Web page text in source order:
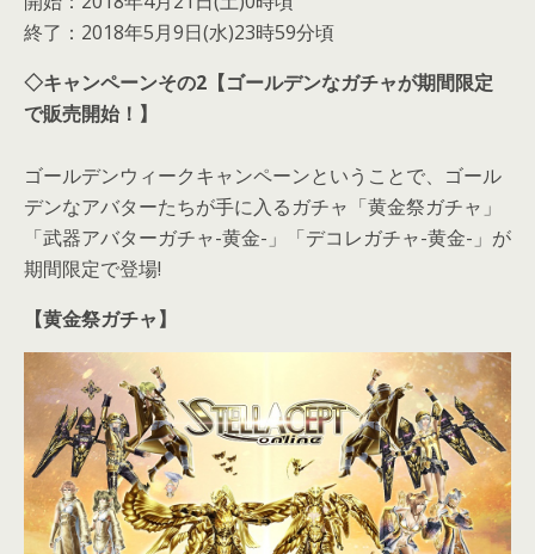
終了：2018年5月9日(水)23時59分頃
◇キャンペーンその2【ゴールデンなガチャが期間限定
で販売開始！】
ゴールデンウィークキャンペーンということで、ゴール
デンなアバターたちが手に入るガチャ「黄金祭ガチャ」
「武器アバターガチャ-黄金-」「デコレガチャ-黄金-」が
期間限定で登場!
【黄金祭ガチャ】